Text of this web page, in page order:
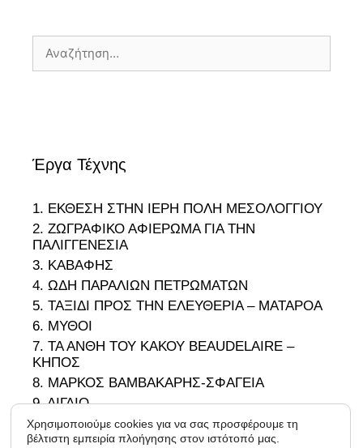
για:
Έργα Τέχνης
1. ΕΚΘΕΣΗ ΣΤΗΝ ΙΕΡΗ ΠΟΛΗ ΜΕΣΟΛΟΓΓΙΟΥ
2. ΖΩΓΡΑΦΙΚΟ ΑΦΙΕΡΩΜΑ ΓΙΑ ΤΗΝ
ΠΑΛΙΓΓΕΝΕΣΙΑ
3. ΚΑΒΑΦΗΣ
4. ΩΔΗ ΠΑΡΑΛΙΩΝ ΠΕΤΡΩΜΑΤΩΝ
5. ΤΑΞΙΔΙ ΠΡΟΣ ΤΗΝ ΕΛΕΥΘΕΡΙΑ – ΜΑΤΑΡΟΑ
6. ΜΥΘΟΙ
7. ΤΑ ΑΝΘΗ ΤΟΥ ΚΑΚΟΥ BEAUDELAIRE –
ΚΗΠΟΣ
8. ΜΑΡΚΟΣ ΒΑΜΒΑΚΑΡΗΣ-ΣΦΑΓΕΙΑ
9. ΑΙΓΑΙΟ
10. ΟΔΥΣΣΕΑΣ
11. 1966-1988
Χρησιμοποιούμε cookies για να σας προσφέρουμε τη
βέλτιστη εμπειρία πλοήγησης στον ιστότοπό μας.